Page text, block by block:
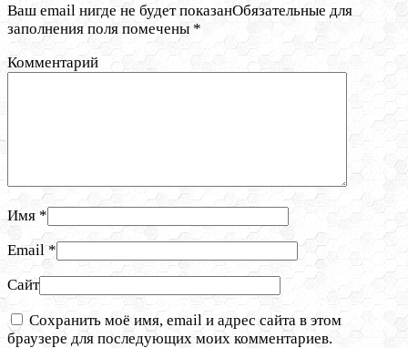
Ваш email нигде не будет показанОбязательные для
заполнения поля помечены *
Комментарий
Имя *
Email *
Сайт
Сохранить моё имя, email и адрес сайта в этом
браузере для последующих моих комментариев.